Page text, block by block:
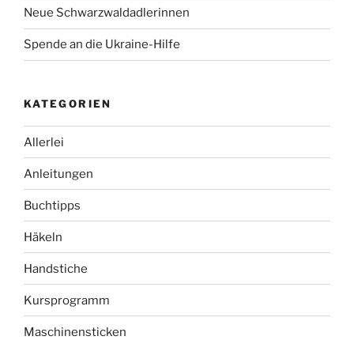
Neue Schwarzwaldadlerinnen
Spende an die Ukraine-Hilfe
KATEGORIEN
Allerlei
Anleitungen
Buchtipps
Häkeln
Handstiche
Kursprogramm
Maschinensticken